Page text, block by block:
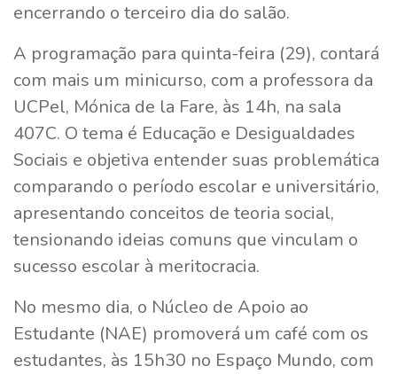
encerrando o terceiro dia do salão.
A programação para quinta-feira (29), contará
com mais um minicurso, com a professora da
UCPel, Mónica de la Fare, às 14h, na sala
407C. O tema é Educação e Desigualdades
Sociais e objetiva entender suas problemática
comparando o período escolar e universitário,
apresentando conceitos de teoria social,
tensionando ideias comuns que vinculam o
sucesso escolar à meritocracia.
No mesmo dia, o Núcleo de Apoio ao
Estudante (NAE) promoverá um café com os
estudantes, às 15h30 no Espaço Mundo, com